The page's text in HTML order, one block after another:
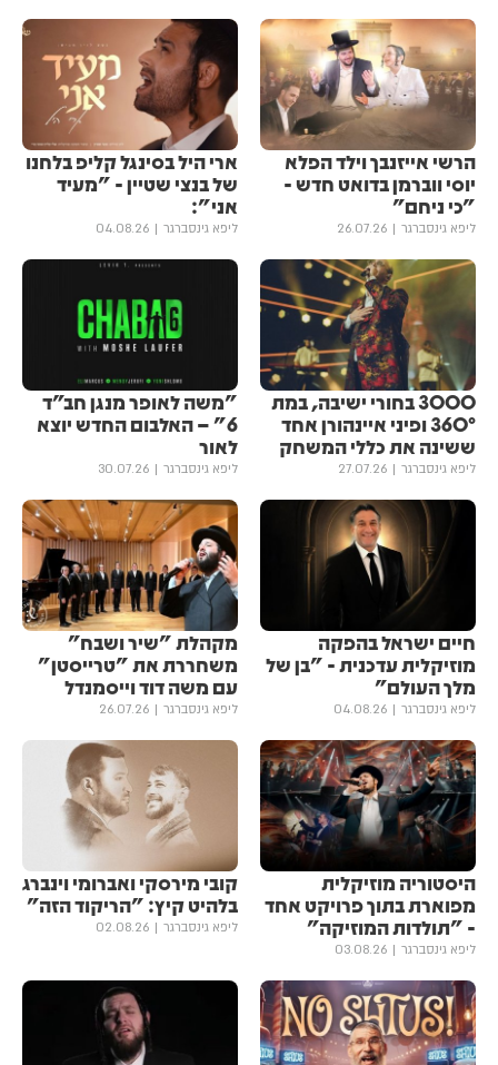
הרשי אייזנבך וילד הפלא
יוסי ווברמן בדואט חדש -
"כי ניחם"
ליפא גינסברגר 26.07.26
ארי היל בסינגל קליפ בלחנו
של בנצי שטיין - "מעיד
אני":
ליפא גינסברגר 04.08.26
3000 בחורי ישיבה, במת
360° ופיני איינהורן אחד
ששינה את כללי המשחק
ליפא גינסברגר 27.07.26
"משה לאופר מנגן חב״ד
6" – האלבום החדש יוצא
לאור
ליפא גינסברגר 30.07.26
חיים ישראל בהפקה
מוזיקלית עדכנית - "בן של
מלך העולם"
ליפא גינסברגר 04.08.26
מקהלת "שיר ושבח"
משחררת את "טרייסטן"
עם משה דוד וייסמנדל
ליפא גינסברגר 26.07.26
היסטוריה מוזיקלית
מפוארת בתוך פרויקט אחד
- "תולדות המוזיקה"
ליפא גינסברגר 03.08.26
קובי מירסקי ואברומי וינברג
בלהיט קיץ: "הריקוד הזה"
ליפא גינסברגר 02.08.26